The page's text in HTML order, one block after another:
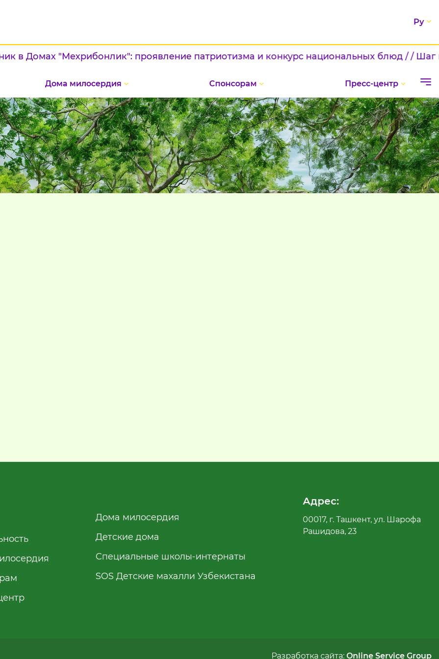
Ру
Домах "Мехрибонлик": проявление патриотизма и конкурс национальных блюд / / Шаг к
Дома милосердия Спонсорам Пресс-центр
Дома милосердия
Детские дома
Специальные школы-интернаты
SOS Детские махалли Узбекистана
Адрес:
00017, г. Ташкент, ул. Шарофа
Рашидова, 23
Разработка сайта: Online Service Group